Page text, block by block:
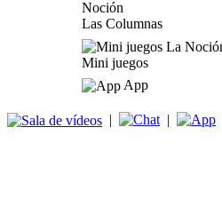
Las Columnas
Mini juegos
App
| |